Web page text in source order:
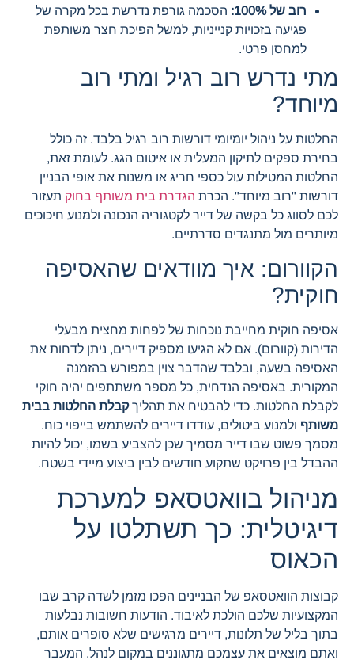
רוב של 100%:
הסכמה גורפת נדרשת בכל מקרה של
פגיעה בזכויות קנייניות, למשל הפיכת חצר משותפת
למחסן פרטי.
מתי נדרש רוב רגיל ומתי רוב
מיוחד?
החלטות על ניהול יומיומי דורשות רוב רגיל בלבד. זה כולל
בחירת ספקים לתיקון המעלית או איטום הגג. לעומת זאת,
החלטות המטילות עול כספי חריג או משנות את אופי הבניין
דורשות "רוב מיוחד". הכרת הגדרת בית משותף בחוק תעזור
לכם לסווג כל בקשה של דייר לקטגוריה הנכונה ולמנוע חיכוכים
מיותרים מול מתנגדים סדרתיים.
הקוורום: איך מוודאים שהאסיפה
חוקית?
אסיפה חוקית מחייבת נוכחות של לפחות מחצית מבעלי
הדירות (קוורום). אם לא הגיעו מספיק דיירים, ניתן לדחות את
האסיפה בשעה, ובלבד שהדבר צוין במפורש בהזמנה
המקורית. באסיפה הנדחית, כל מספר משתתפים יהיה חוקי
לקבלת החלטות. כדי להבטיח את תהליךקבלת החלטות בבית
משותף ולמנוע ביטולים, עודדו דיירים להשתמש בייפוי כוח.
מסמך פשוט שבו דייר מסמיך שכן להצביע בשמו, יכול להיות
ההבדל בין פרויקט שתקוע חודשים לבין ביצוע מיידי בשטח.
מניהול בוואטסאפ למערכת
דיגיטלית: כך תשתלטו על
הכאוס
קבוצות הוואטסאפ של הבניינים הפכו מזמן לשדה קרב שבו
המקצועיות שלכם הולכת לאיבוד. הודעות חשובות נבלעות
בתוך בליל של תלונות, דיירים מרגישים שלא סופרים אותם,
ואתם מוצאים את עצמכם מתגוננים במקום לנהל. המעבר